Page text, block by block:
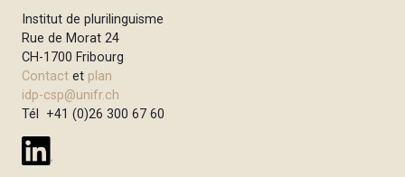
Institut de plurilinguisme
Rue de Morat 24
CH-1700 Fribourg
Contact et plan
idp-csp@unifr.ch
Tél +41 (0)26 300 67 60